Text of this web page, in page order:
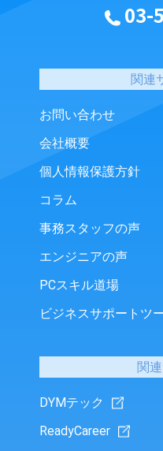
03-
関連
お問い合わせ
会社概要
個人情報保護方針
コラム
事務スタッフの声
エンジニアの声
PCスキル道場
ビジネスサポートツ
関
DYMテック
ReadyCareer